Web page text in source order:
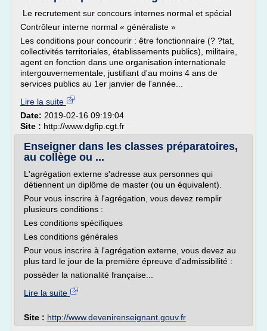
Le recrutement sur concours internes normal et spécial
Contrôleur interne normal « généraliste »
Les conditions pour concourir : être fonctionnaire (? ?tat,
collectivités territoriales, établissements publics), militaire,
agent en fonction dans une organisation internationale
intergouvernementale, justifiant d'au moins 4 ans de
services publics au 1er janvier de l'année...
Lire la suite
Date: 2019-02-16 09:19:04
Site : http://www.dgfip.cgt.fr
Enseigner dans les classes préparatoires,
au collège ou ...
L'agrégation externe s'adresse aux personnes qui
détiennent un diplôme de master (ou un équivalent).
Pour vous inscrire à l'agrégation, vous devez remplir
plusieurs conditions :
Les conditions spécifiques
Les conditions générales
Pour vous inscrire à l'agrégation externe, vous devez au
plus tard le jour de la première épreuve d'admissibilité :
posséder la nationalité française...
Lire la suite
Site : http://www.devenirenseignant.gouv.fr